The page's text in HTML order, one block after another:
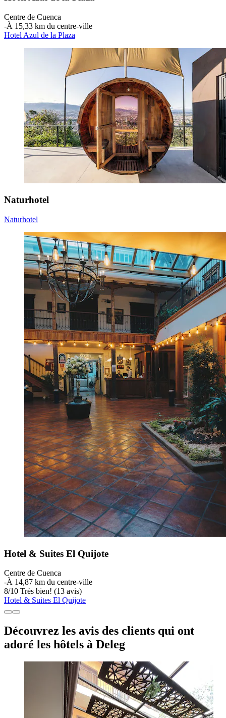
Centre de Cuenca
‐À 15,33 km du centre-ville
Hotel Azul de la Plaza
Naturhotel
Naturhotel
Hotel & Suites El Quijote
Centre de Cuenca
‐À 14,87 km du centre-ville
8/10 Très bien! (13 avis)
Hotel & Suites El Quijote
Découvrez les avis des clients qui ont
adoré les hôtels à Deleg